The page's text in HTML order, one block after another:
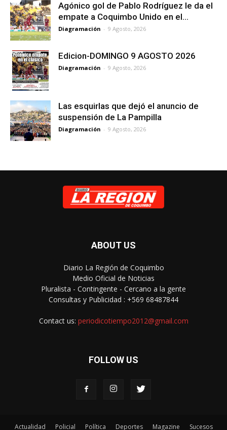
Agónico gol de Pablo Rodríguez le da el
empate a Coquimbo Unido en el...
Diagramación - 9 Agosto, 2026
Edicion-DOMINGO 9 AGOSTO 2026
Diagramación - 9 Agosto, 2026
Las esquirlas que dejó el anuncio de
suspensión de La Pampilla
Diagramación - 9 Agosto, 2026
ABOUT US
Diario La Región de Coquimbo
Medio Oficial de Noticias
Pluralista - Contingente - Cercano a la gente
Consultas y Publicidad : +569 68487844
Contact us: periodicotiempo2012@gmail.com
FOLLOW US
Actualidad Policial Política Deportes Magazine Sucesos